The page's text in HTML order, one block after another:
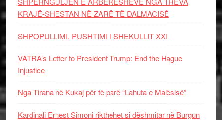
KRAJË-SHESTAN NË ZARË TË DALMACISË
SHPOPULLIMI, PUSHTIMI I SHEKULLIT XXI
VATRA’s Letter to President Trump: End the Hague
Injustice
Nga Tirana në Kukaj për të parë “Lahuta e Malësisë”
Kardinali Ernest Simoni rikthehet si dëshmitar në Burgun